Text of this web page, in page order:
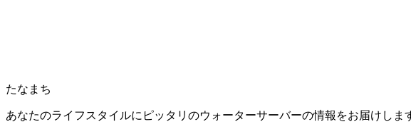
たなまち
あなたのライフスタイルにピッタリのウォーターサーバーの情報をお届けしま